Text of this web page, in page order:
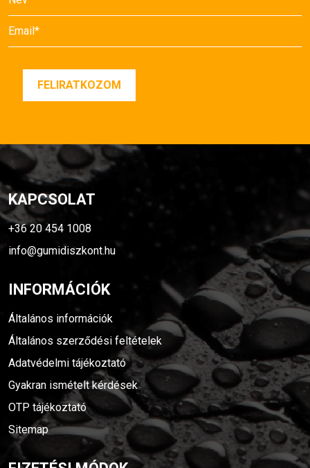
KAPCSOLAT
+36 20 454 1008
info@gumidiszkont.hu
INFORMÁCIÓK
Általános információk
Általános szerződési feltételek
Adatvédelmi tájékoztató
Gyakran ismételt kérdések
OTP tájékoztató
Sitemap